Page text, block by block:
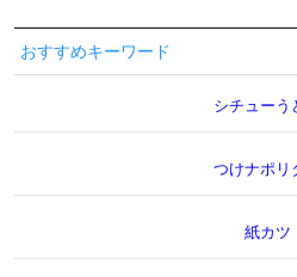
おすすめキーワード
シチューう
つけナポリ
紙カツ